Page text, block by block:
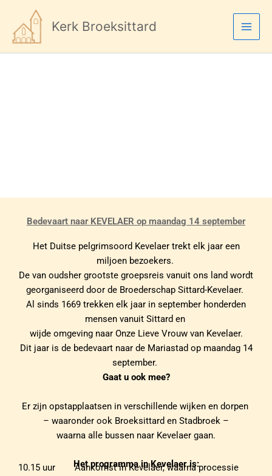
inhoud
Kerk Broeksittard
Bedevaart naar KEVELAER op maandag 14 september
Het Duitse pelgrimsoord Kevelaer trekt elk jaar een
miljoen bezoekers.
De van oudsher grootste groepsreis vanuit ons land wordt
georganiseerd door de Broederschap Sittard-Kevelaer.
Al sinds 1669 trekken elk jaar in september honderden
mensen vanuit Sittard en
wijde omgeving naar Onze Lieve Vrouw van Kevelaer.
Dit jaar is de bedevaart naar de Mariastad op maandag 14
september.
Gaat u ook mee?
Er zijn opstapplaatsen in verschillende wijken en dorpen
– waaronder ook Broeksittard en Stadbroek –
waarna alle bussen naar Kevelaer gaan.
Het programma in Kevelaer is:
10.15 uur Aankomst in Kevelaer, waarna processie